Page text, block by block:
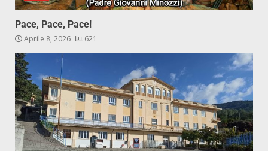
Pace, Pace, Pace!
Aprile 8, 2026 621